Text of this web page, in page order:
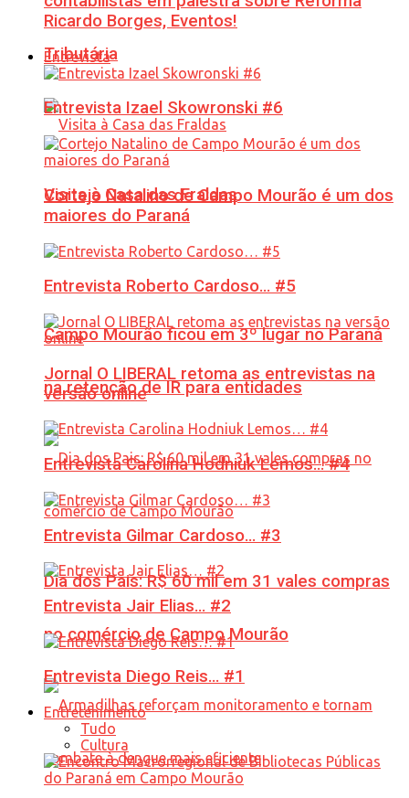
Tributária
Visita à Casa das Fraldas
Campo Mourão ficou em 3º lugar no Paraná
na retenção de IR para entidades
Dia dos Pais: R$ 60 mil em 31 vales compras
no comércio de Campo Mourão
Ricardo Borges, Eventos!
Entrevista
Entrevista Izael Skowronski #6
Cortejo Natalino de Campo Mourão é um dos
maiores do Paraná
Entrevista Roberto Cardoso… #5
Jornal O LIBERAL retoma as entrevistas na
versão online
Entrevista Carolina Hodniuk Lemos… #4
Entrevista Gilmar Cardoso… #3
Entrevista Jair Elias… #2
Entrevista Diego Reis… #1
Entretenimento
Tudo
Cultura